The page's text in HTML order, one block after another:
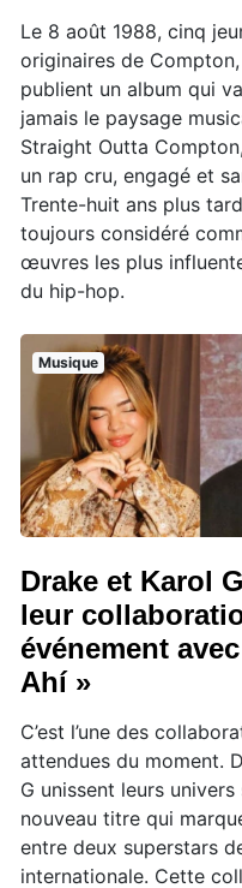
Le 8 août 1988, cinq
originaires de
publient un album qui
jamais le paysage
Straight Outta
un rap cru, engagé et
Trente-huit ans plus
toujours considéré
œuvres les plus
du hip-hop.
Musique
Drake et Karol
leur
événement
Ahí »
C’est l’une des
attendues du moment.
G unissent leurs
nouveau titre qui
entre deux superstars
internationale. Cette